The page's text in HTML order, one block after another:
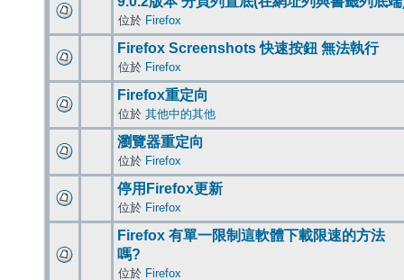
位於 Firefox
Firefox Screenshots 快速按鈕 無法執行
位於 Firefox
Firefox重定向
位於 其他中的其他
瀏覽器重定向
位於 Firefox
停用Firefox更新
位於 Firefox
Firefox 有單一限制這軟體下載限速的方法
嗎?
位於 Firefox